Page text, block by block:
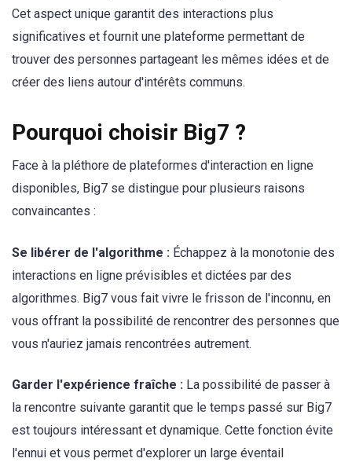
Cet aspect unique garantit des interactions plus
significatives et fournit une plateforme permettant de
trouver des personnes partageant les mêmes idées et de
créer des liens autour d'intérêts communs.
Pourquoi choisir Big7 ?
Face à la pléthore de plateformes d'interaction en ligne
disponibles, Big7 se distingue pour plusieurs raisons
convaincantes :
Se libérer de l'algorithme : Échappez à la monotonie des
interactions en ligne prévisibles et dictées par des
algorithmes. Big7 vous fait vivre le frisson de l'inconnu, en
vous offrant la possibilité de rencontrer des personnes que
vous n'auriez jamais rencontrées autrement.
Garder l'expérience fraîche : La possibilité de passer à
la rencontre suivante garantit que le temps passé sur Big7
est toujours intéressant et dynamique. Cette fonction évite
l'ennui et vous permet d'explorer un large éventail